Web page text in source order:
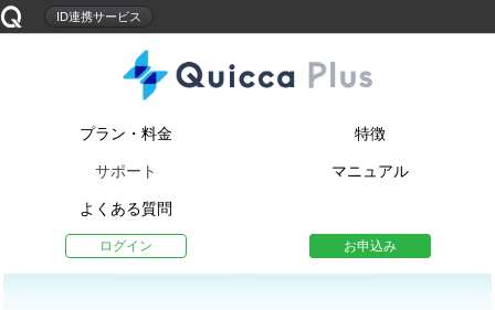
プラン・料金 特徴
サポート マニュアル
よくある質問
ログイン お申込み
ID連携サービス